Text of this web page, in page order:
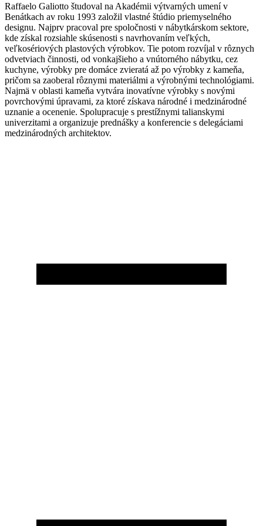
Raffaelo Galiotto študoval na Akadémii výtvarných umení v
Benátkach av roku 1993 založil vlastné štúdio priemyselného
designu. Najprv pracoval pre spoločnosti v nábytkárskom sektore,
kde získal rozsiahle skúsenosti s navrhovaním veľkých,
veľkosériových plastových výrobkov. Tie potom rozvíjal v rôznych
odvetviach činnosti, od vonkajšieho a vnútorného nábytku, cez
kuchyne, výrobky pre domáce zvieratá až po výrobky z kameňa,
pričom sa zaoberal rôznymi materiálmi a výrobnými technológiami.
Najmä v oblasti kameňa vytvára inovatívne výrobky s novými
povrchovými úpravami, za ktoré získava národné i medzinárodné
uznanie a ocenenie. Spolupracuje s prestížnymi talianskymi
univerzitami a organizuje prednášky a konferencie s delegáciami
medzinárodných architektov.